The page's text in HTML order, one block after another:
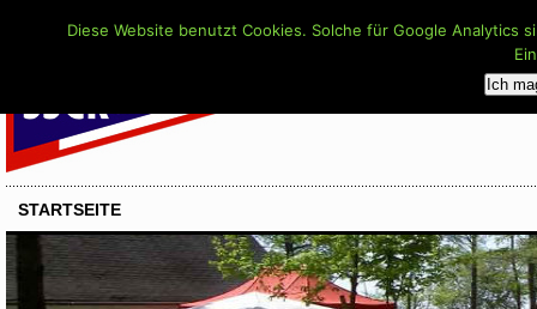
STARTSEITE
Diese Website benutzt Cookies. Solche für Google
Ich